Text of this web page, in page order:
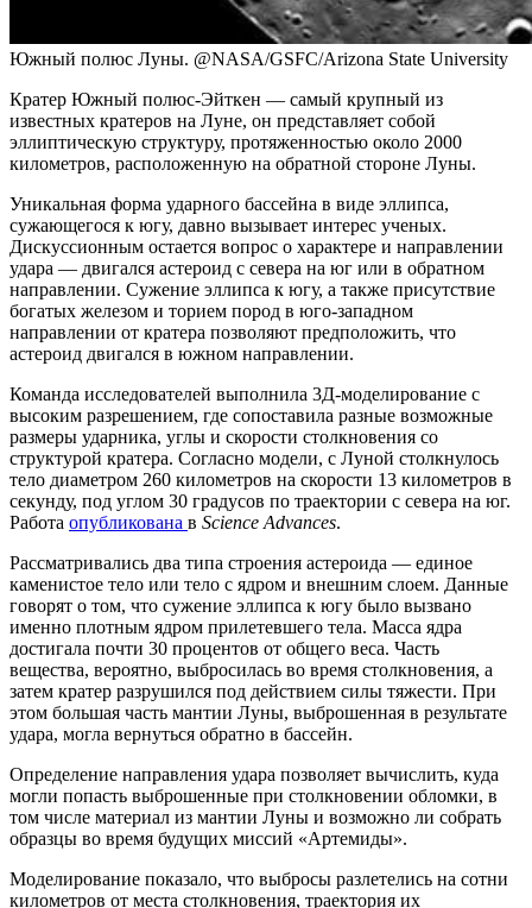
Южный полюс Луны. @NASA/GSFC/Arizona State University
Кратер Южный полюс-Эйткен — самый крупный из
известных кратеров на Луне, он представляет собой
эллиптическую структуру, протяженностью около 2000
километров, расположенную на обратной стороне Луны.
Уникальная форма ударного бассейна в виде эллипса,
сужающегося к югу, давно вызывает интерес ученых.
Дискуссионным остается вопрос о характере и направлении
удара — двигался астероид с севера на юг или в обратном
направлении. Сужение эллипса к югу, а также присутствие
богатых железом и торием пород в юго-западном
направлении от кратера позволяют предположить, что
астероид двигался в южном направлении.
Команда исследователей выполнила 3Д-моделирование с
высоким разрешением, где сопоставила разные возможные
размеры ударника, углы и скорости столкновения со
структурой кратера. Согласно модели, с Луной столкнулось
тело диаметром 260 километров на скорости 13 километров в
секунду, под углом 30 градусов по траектории с севера на юг.
Работа опубликована в Science Advances.
Рассматривались два типа строения астероида — единое
каменистое тело или тело с ядром и внешним слоем. Данные
говорят о том, что сужение эллипса к югу было вызвано
именно плотным ядром прилетевшего тела. Масса ядра
достигала почти 30 процентов от общего веса. Часть
вещества, вероятно, выбросилась во время столкновения, а
затем кратер разрушился под действием силы тяжести. При
этом большая часть мантии Луны, выброшенная в результате
удара, могла вернуться обратно в бассейн.
Определение направления удара позволяет вычислить, куда
могли попасть выброшенные при столкновении обломки, в
том числе материал из мантии Луны и возможно ли собрать
образцы во время будущих миссий «Артемиды».
Моделирование показало, что выбросы разлетелись на сотни
километров от места столкновения, траектория их